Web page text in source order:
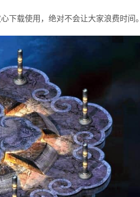
下载使用，绝对不会让大家浪费时间。